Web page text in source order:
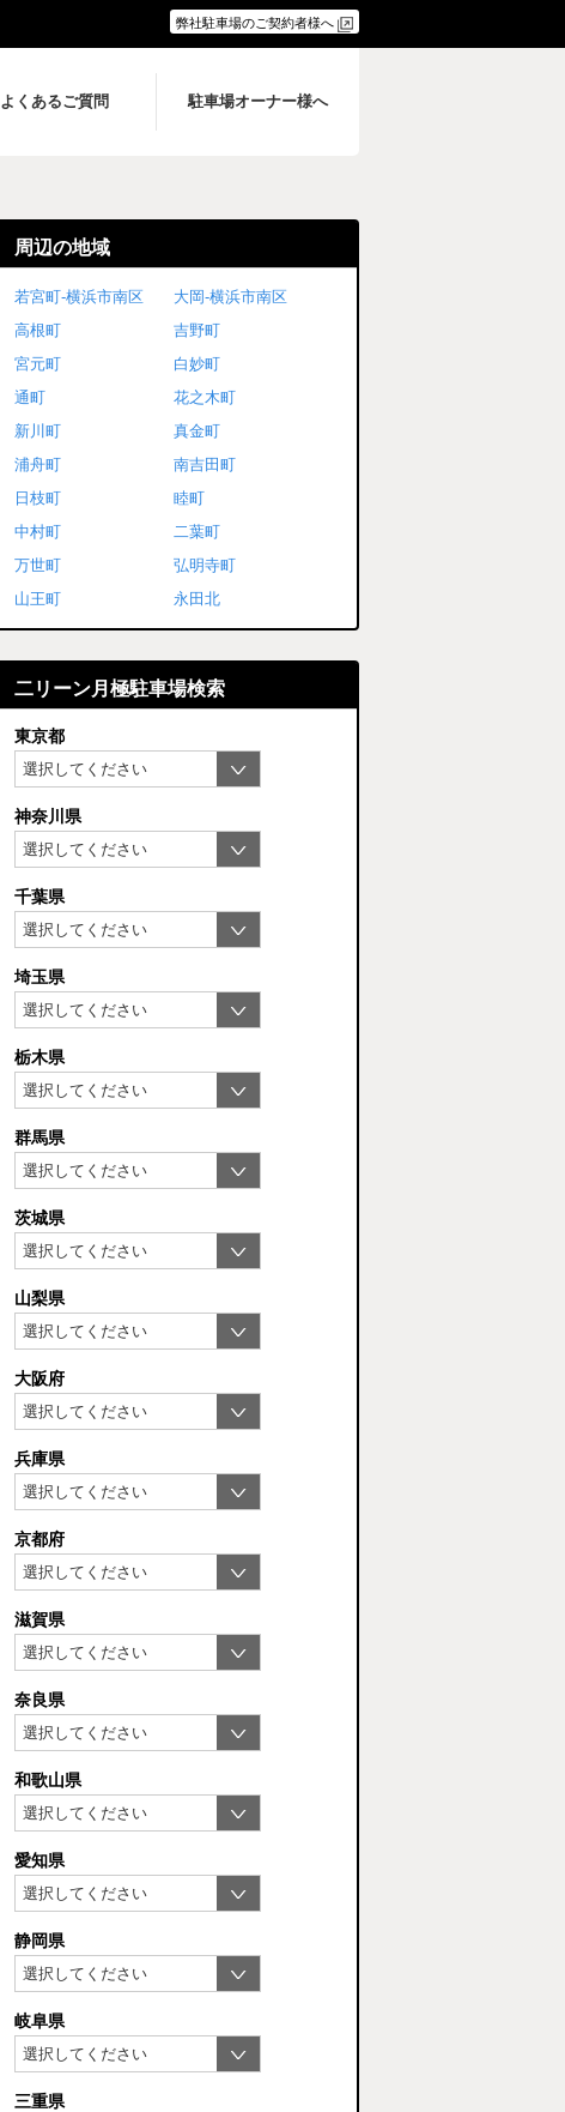
弊社駐車場のご契約者様へ
よくあるご質問 駐車場オーナー様へ
周辺の地域
若宮町-横浜市南区
大岡-横浜市南区
高根町
吉野町
宮元町
白妙町
通町
花之木町
新川町
真金町
浦舟町
南吉田町
日枝町
睦町
中村町
二葉町
万世町
弘明寺町
山王町
永田北
二リーン月極駐車場検索
東京都
神奈川県
千葉県
埼玉県
栃木県
群馬県
茨城県
山梨県
大阪府
兵庫県
京都府
滋賀県
奈良県
和歌山県
愛知県
静岡県
岐阜県
三重県